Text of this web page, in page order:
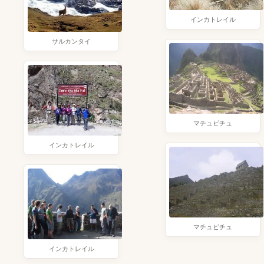
インカトレイル
サルカンタイ
マチュピチュ
インカトレイル
マチュピチュ
インカトレイル